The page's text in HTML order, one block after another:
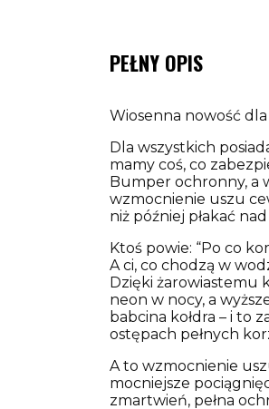
PEŁNY OPIS
Wiosenna nowość
Dla wszystkich
mamy coś, co
Bumper ochronny, a
wzmocnienie uszu
niż później płakać
Ktoś powie: “Po co
A ci, co chodzą w
Dzięki żarowiastemu
neon w nocy, a
babcina kołdra – i to
ostępach pełnych
A to wzmocnienie
mocniejsze
zmartwień, pełna